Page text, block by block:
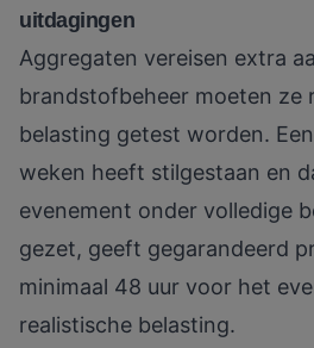
uitdagingen
Aggregaten vereisen extra
brandstofbeheer moeten ze
belasting getest worden.
weken heeft stilgestaan en
evenement onder volledige
gezet, geeft gegarandeerd
minimaal 48 uur voor het
realistische belasting.